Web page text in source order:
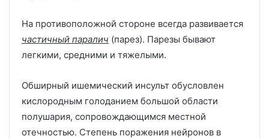
На противоположной стороне всегда развивается
частичный паралич (парез). Парезы бывают
легкими, средними и тяжелыми.
Обширный ишемический инсульт обусловлен
кислородным голоданием большой области
полушария, сопровождающимся местной
отечностью. Степень поражения нейронов в